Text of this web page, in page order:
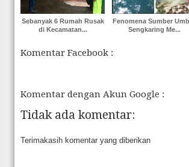
Sebanyak 6 Rumah Rusak
di Kecamatan...
Fenomena Sumber
Sengkaring Me...
Komentar Facebook :
Komentar dengan Akun Google :
Tidak ada komentar:
Terimakasih komentar yang diberikan